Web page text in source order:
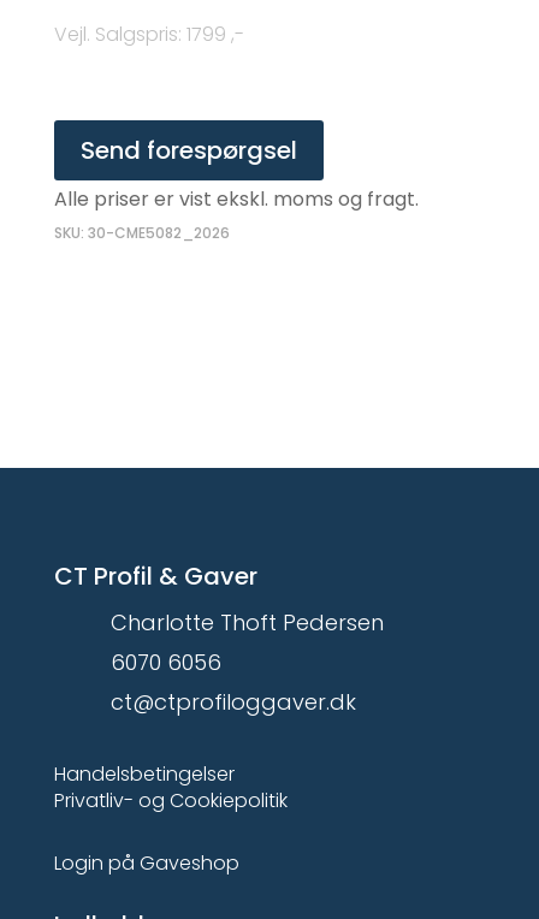
Vejl. Salgspris: 1799 ,-
Send forespørgsel
Alle priser er vist ekskl. moms og fragt.
SKU: 30-CME5082_2026
CT Profil & Gaver
Charlotte Thoft Pedersen
6070 6056
ct@ctprofiloggaver.dk
Handelsbetingelser
Privatliv- og Cookiepolitik
Login på Gaveshop